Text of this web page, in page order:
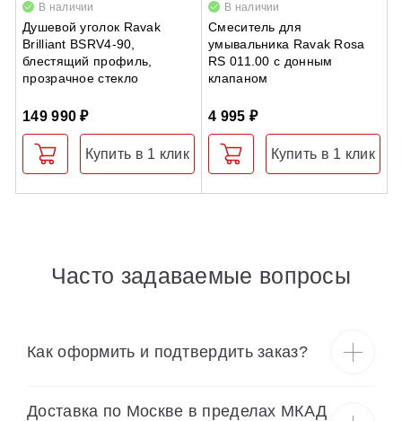
В наличии
Душевой уголок Ravak
Brilliant BSRV4-90,
блестящий профиль,
прозрачное стекло
149 990 ₽
Купить в 1 клик
В наличии
Смеситель для
умывальника Ravak Rosa
RS 011.00 с донным
клапаном
4 995 ₽
Купить в 1 клик
Часто задаваемые вопросы
Как оформить и подтвердить заказ?
Доставка по Москве в пределах МКАД